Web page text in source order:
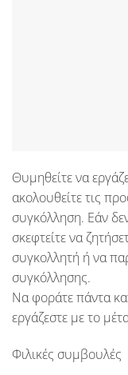
Θυμηθείτε να
ακολουθείτε τις
συγκόλληση. Εάν
σκεφτείτε να
συγκολλητή ή να
συγκόλλησης.
Να φοράτε πάντα
εργάζεστε με το
Φιλικές συμβουλές